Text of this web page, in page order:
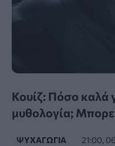
Κουίζ: Πόσο καλά
μυθολογία;
ΨΥΧΑΓΩΓΊΑ 21:00,